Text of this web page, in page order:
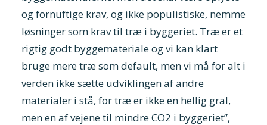
og fornuftige krav, og ikke populistiske, nemme
løsninger som krav til træ i byggeriet. Træ er et
rigtig godt byggemateriale og vi kan klart
bruge mere træ som default, men vi må for alt i
verden ikke sætte udviklingen af andre
materialer i stå, for træ er ikke en hellig gral,
men en af vejene til mindre CO2 i byggeriet”,